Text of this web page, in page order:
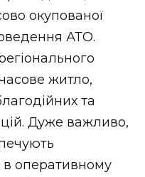
окупованої
АТО.
житло,
та
Дуже важливо,
в оперативному